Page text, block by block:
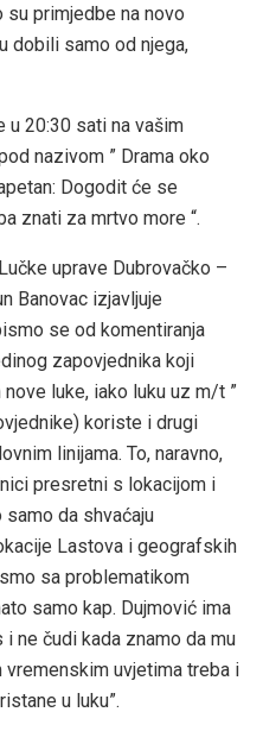
su primjedbe na novo
dobili samo od njega,
u 20:30 sati na vašim
nazivom ” Drama oko
Dogodit će se
znati za mrtvo more “.
uprave Dubrovačko –
Banovac izjavljuje
se od komentiranja
zapovjednika koji
luke, iako luku uz m/t ”
koriste i drugi
linijama. To, naravno,
presretni s lokacijom i
da shvaćaju
Lastova i geografskih
sa problematikom
samo kap. Dujmović ima
ne čudi kada znamo da mu
uvjetima treba i
u luku”.